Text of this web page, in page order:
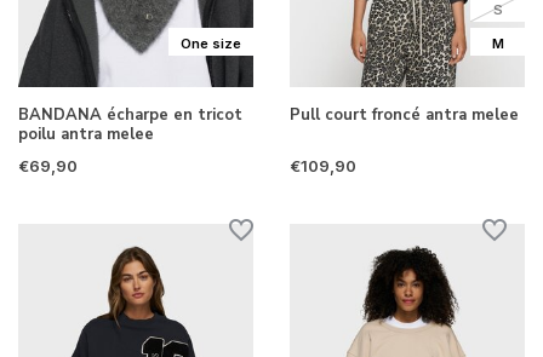
One size
BANDANA écharpe en tricot
poilu antra melee
€69,90
S
M
Pull court froncé antra melee
€109,90